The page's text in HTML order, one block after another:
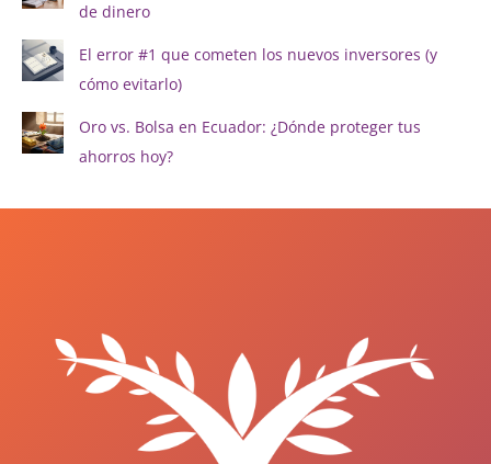
de dinero
El error #1 que cometen los nuevos inversores (y
cómo evitarlo)
Oro vs. Bolsa en Ecuador: ¿Dónde proteger tus
ahorros hoy?